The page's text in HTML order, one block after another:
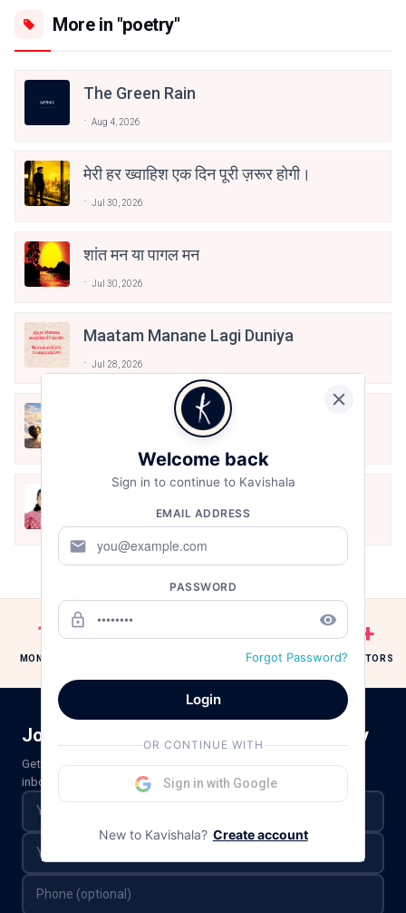
More in "poetry"
The Green Rain
Aug 4, 2026
मेरी हर ख्वाहिश एक दिन पूरी ज़रूर होगी।
Jul 30, 2026
शांत मन या पागल मन
Jul 30, 2026
Maatam Manane Lagi Duniya
Jul 28, 2026
Jul 27, 2026
10M+
MONTHLY READERS
1M+
POEMS & STORIES
250K+
WRITERS & CREATORS
Join India’s Largest Literature Community
Get the best poems, stories, and literary events delivered to your
inbox.
Welcome back
Sign in to continue to Kavishala
EMAIL ADDRESS
mail
PASSWORD
lock_outline remove_red_eye
Forgot Password?
Login
OR CONTINUE WITH
Sign in with Google
New to Kavishala? Create account